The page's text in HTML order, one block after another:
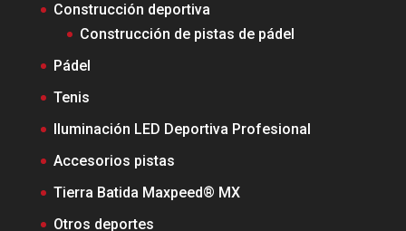
Construcción deportiva
Construcción de pistas de pádel
Pádel
Tenis
Iluminación LED Deportiva Profesional
Accesorios pistas
Tierra Batida Maxpeed® MX
Otros deportes